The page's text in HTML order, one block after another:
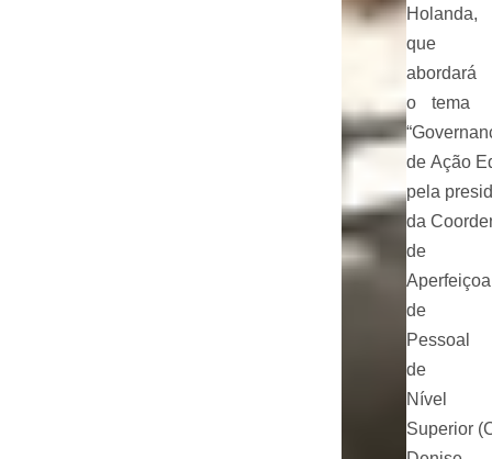
Holanda,
que
abordará
o tema
de Ação
pela
da
de
de
Pessoal
de
Nível
Superior